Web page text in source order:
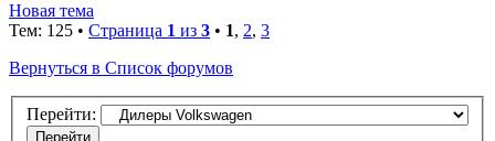
Новая тема
Тем: 125 • Страница 1 из 3 • 1, 2, 3
Вернуться в Список форумов
Перейти: